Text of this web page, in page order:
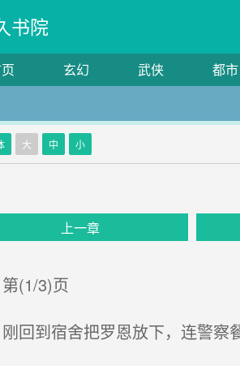
书院
玄幻 武侠 都市
大 中 小
上一章
(1/3)页
回到宿舍把罗恩放下，连警察